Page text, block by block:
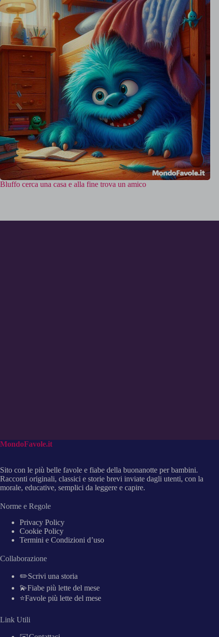
Bluffo cerca una casa e alla fine trova un amico
MondoFavole.it
Sito con le più belle favole e fiabe della buonanotte per bambini.
Racconti originali, classici e storie brevi inviate dagli utenti, con la
morale, educative, semplici da leggere e capire.
Norme e Regole
Privacy Policy
Cookie Policy
Termini e Condizioni d’uso
Collaborazione
✏️Scrivi una storia
💫Fiabe più lette del mese
⭐Favole più lette del mese
Link Utili